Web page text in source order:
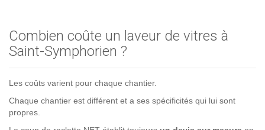
Combien coûte un laveur de vitres à
Saint-Symphorien ?
Les coûts varient pour chaque chantier.
Chaque chantier est différent et a ses spécificités qui lui sont
propres.